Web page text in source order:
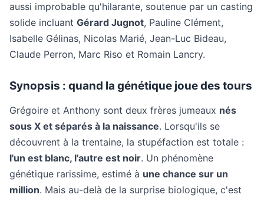
aussi improbable qu'hilarante, soutenue par un casting
solide incluant Gérard Jugnot, Pauline Clément,
Isabelle Gélinas, Nicolas Marié, Jean-Luc Bideau,
Claude Perron, Marc Riso et Romain Lancry.
Synopsis : quand la génétique joue des tours
Grégoire et Anthony sont deux frères jumeaux nés
sous X et séparés à la naissance. Lorsqu'ils se
découvrent à la trentaine, la stupéfaction est totale :
l'un est blanc, l'autre est noir. Un phénomène
génétique rarissime, estimé à une chance sur un
million. Mais au-delà de la surprise biologique, c'est